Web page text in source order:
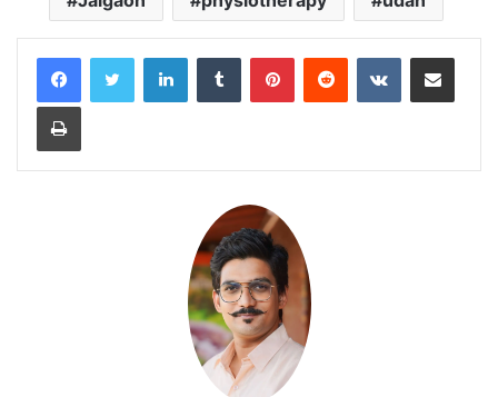
LinkedInTumblr PinterestReddit VKontakteShare via Email
Print